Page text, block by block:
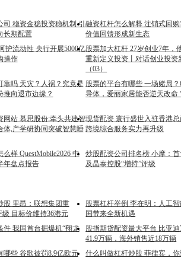
稳资金稳投资稳机制 引
长期配置
融资杠杆怎么解释 注销式回
价值回馈形成新生态
护流动性 央行开展5000亿
操作
股票加大杠杆 27岁创业7年，
重新定义投资丨对话创业投资
（03）
靠吗 天灾？人祸？究竟是
推向退市边缘？
股票的平台有哪些 一场赌局
导体，爱丽家居能否逆天改命
网站 慕思股份:牵头共建智
体,产学研协同突破智慧睡
现货配资 寰行盛世入驻香港总
跨境综合服务实力再升级
样 QuestMobile2026 中
年盘点报告
炒股配资公司排名榜 小摩：
及晶泰控股“增持”评级
股 里昂：联想集团重
级 目标价维持36港元
股票杠杆举例 李在明：人工
国带来全新机遇
件 我国首台掘爆机“翔龙
股指期货配资最大平台 比亚
41.9万辆，海外销售近18万辆
哪些 谷歌被罚8.9亿欧元
什么叫做杠杆炒股 菲律宾，